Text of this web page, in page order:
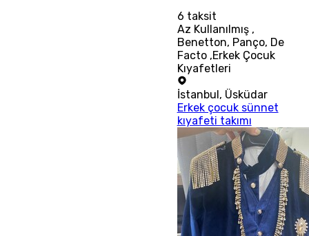
6 taksit
Az Kullanılmış ,
Benetton, Panço, De
Facto ,Erkek Çocuk
Kıyafetleri
İstanbul, Üsküdar
Erkek çocuk sünnet
kıyafeti takımı